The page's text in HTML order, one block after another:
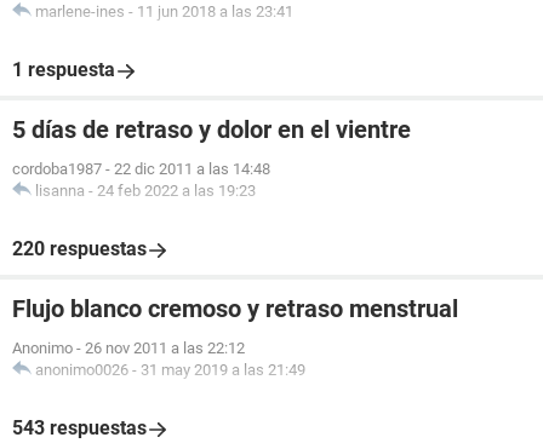
marlene-ines - 11 jun 2018 a las 23:41
1 respuesta
5 días de retraso y dolor en el vientre
cordoba1987 - 22 dic 2011 a las 14:48
lisanna - 24 feb 2022 a las 19:23
220 respuestas
Flujo blanco cremoso y retraso menstrual
Anonimo - 26 nov 2011 a las 22:12
anonimo0026 - 31 may 2019 a las 21:49
543 respuestas